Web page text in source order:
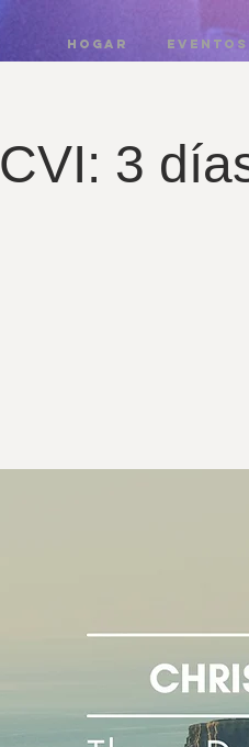
HOGAR EVENTOS
CVI: 3